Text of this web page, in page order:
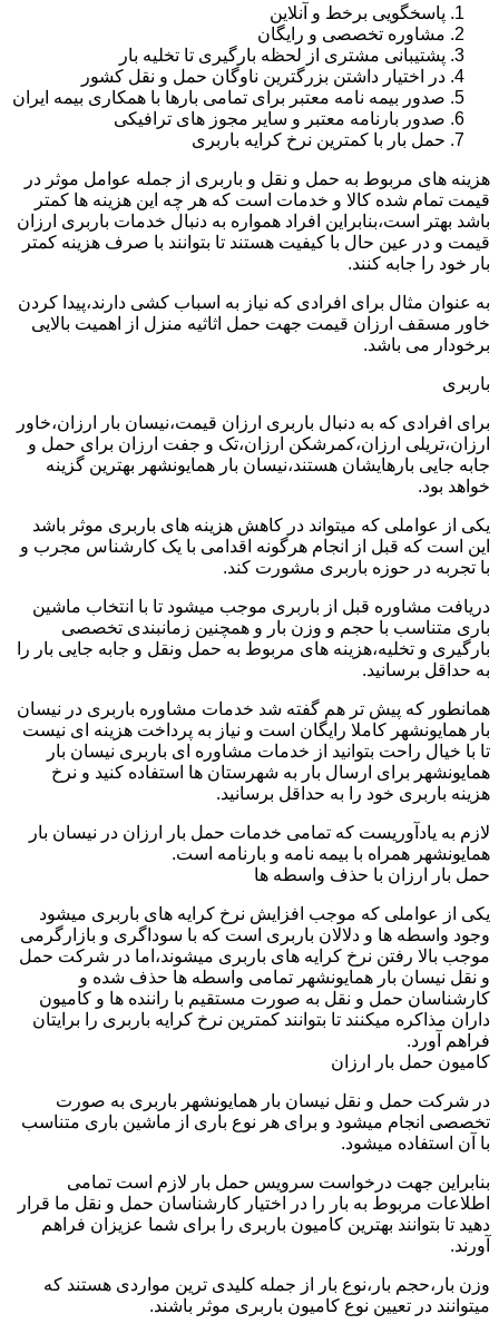
پاسخگویی برخط و آنلاین
مشاوره تخصصی و رایگان
پشتیبانی مشتری از لحظه بارگیری تا تخلیه بار
در اختیار داشتن بزرگترین ناوگان حمل و نقل کشور
صدور بیمه نامه معتبر برای تمامی بارها با همکاری بیمه ایران
صدور بارنامه معتبر و سایر مجوز های ترافیکی
حمل بار با کمترین نرخ کرایه باربری
هزینه های مربوط به حمل و نقل و باربری از جمله عوامل موثر در
قیمت تمام شده کالا و خدمات است که هر چه این هزینه ها کمتر
باشد بهتر است،بنابراین افراد همواره به دنبال خدمات باربری ارزان
قیمت و در عین حال با کیفیت هستند تا بتوانند با صرف هزینه کمتر
بار خود را جابه کنند.
به عنوان مثال برای افرادی که نیاز به اسباب کشی دارند،پیدا کردن
خاور مسقف ارزان قیمت جهت حمل اثاثیه منزل از اهمیت بالایی
برخودار می باشد.
باربری
برای افرادی که به دنبال باربری ارزان قیمت،نیسان بار ارزان،خاور
ارزان،تریلی ارزان،کمرشکن ارزان،تک و جفت ارزان برای حمل و
جابه جایی بارهایشان هستند،نیسان بار همایونشهر بهترین گزینه
خواهد بود.
یکی از عواملی که میتواند در کاهش هزینه های باربری موثر باشد
این است که قبل از انجام هرگونه اقدامی با یک کارشناس مجرب و
با تجربه در حوزه باربری مشورت کند.
دریافت مشاوره قبل از باربری موجب میشود تا با انتخاب ماشین
باری متناسب با حجم و وزن بار و همچنین زمانبندی تخصصی
بارگیری و تخلیه،هزینه های مربوط به حمل ونقل و جابه جایی بار را
به حداقل برسانید.
همانطور که پیش تر هم گفته شد خدمات مشاوره باربری در نیسان
بار همایونشهر کاملا رایگان است و نیاز به پرداخت هزینه ای نیست
تا با خیال راحت بتوانید از خدمات مشاوره ای باربری نیسان بار
همایونشهر برای ارسال بار به شهرستان ها استفاده کنید و نرخ
هزینه باربری خود را به حداقل برسانید.
لازم به یادآوریست که تمامی خدمات حمل بار ارزان در نیسان بار
همایونشهر همراه با بیمه نامه و بارنامه است.
حمل بار ارزان با حذف واسطه ها
یکی از عواملی که موجب افزایش نرخ کرایه های باربری میشود
وجود واسطه ها و دلالان باربری است که با سوداگری و بازارگرمی
موجب بالا رفتن نرخ کرایه های باربری میشوند،اما در شرکت حمل
و نقل نیسان بار همایونشهر تمامی واسطه ها حذف شده و
کارشناسان حمل و نقل به صورت مستقیم با راننده ها و کامیون
داران مذاکره میکنند تا بتوانند کمترین نرخ کرایه باربری را برایتان
فراهم آورد.
کامیون حمل بار ارزان
در شرکت حمل و نقل نیسان بار همایونشهر باربری به صورت
تخصصی انجام میشود و برای هر نوع باری از ماشین باری متناسب
با آن استفاده میشود.
بنابراین جهت درخواست سرویس حمل بار لازم است تمامی
اطلاعات مربوط به بار را در اختیار کارشناسان حمل و نقل ما قرار
دهید تا بتوانند بهترین کامیون باربری را برای شما عزیزان فراهم
آورند.
وزن بار،حجم بار،نوع بار از جمله کلیدی ترین مواردی هستند که
میتوانند در تعیین نوع کامیون باربری موثر باشند.